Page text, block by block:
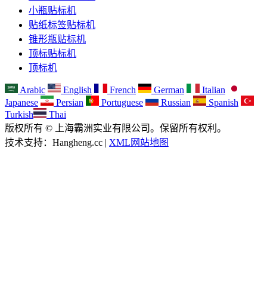
小瓶贴标机
贴纸标签贴标机
锥形瓶贴标机
顶标贴标机
顶标机
Arabic English French German
Italian
Japanese
Persian Portuguese Russian
Spanish
Turkish
Thai
版权所有 © 上海霸洲实业有限公司。保留所有权利。
技术支持：Hangheng.cc | XML网站地图